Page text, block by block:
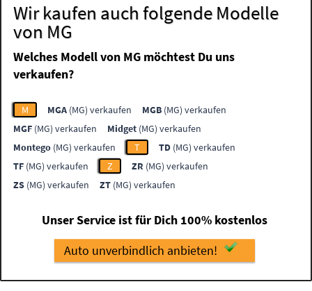
Wir kaufen auch folgende Modelle
von MG
Welches Modell von MG möchtest Du uns
verkaufen?
M MGA (MG) verkaufen MGB (MG) verkaufen
MGF (MG) verkaufen Midget (MG) verkaufen
Montego (MG) verkaufen T TD (MG) verkaufen
TF (MG) verkaufen Z ZR (MG) verkaufen
ZS (MG) verkaufen ZT (MG) verkaufen
Unser Service ist für Dich 100% kostenlos
Auto unverbindlich anbieten!